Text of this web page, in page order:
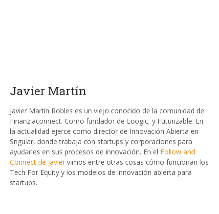
Javier Martín
Javier Martín Robles es un viejo conocido de la comunidad de
Finanziaconnect. Como fundador de Loogic, y Futurizable. En
la actualidad ejerce como director de Innovación Abierta en
Sngular, donde trabaja con startups y corporaciones para
ayudarles en sus procesos de innovación. En el Follow and
Connect de Javiervimos entre otras cosas cómo funcionan los
Tech For Equity y los modelos de innovación abierta para
startups.